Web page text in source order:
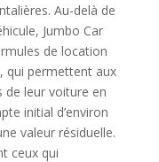
Au-delà de
Jumbo Car
de location
qui permettent aux
de leur voiture en
initial d’environ
valeur résiduelle.
ceux qui